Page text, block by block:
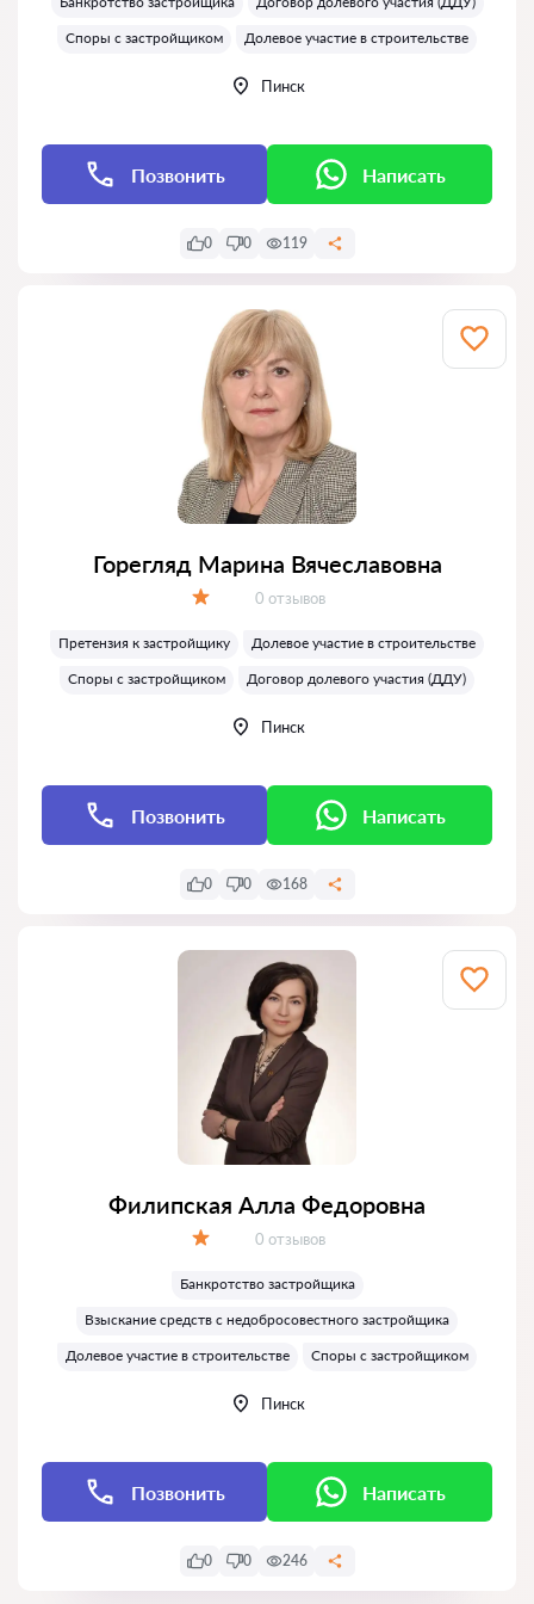
Споры с застройщиком
Долевое участие в строительстве
Пинск
Позвонить Написать
0 0 119
Горегляд Марина Вячеславовна
Отзывов:
0 отзывов
Претензия к застройщику
Долевое участие в строительстве
Споры с застройщиком
Договор долевого участия (ДДУ)
Пинск
Позвонить Написать
0 0 168
Филипская Алла Федоровна
Отзывов:
0 отзывов
Банкротство застройщика
Взыскание средств с недобросовестного застройщика
Долевое участие в строительстве
Споры с застройщиком
Пинск
Позвонить Написать
0 0 246